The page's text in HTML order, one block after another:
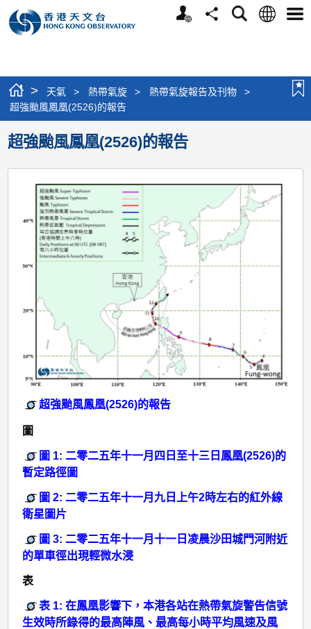
個
分
搜
語
選
> 天氣 > 熱帶氣旋 > 熱帶氣旋報告及刊物
>
超強颱風鳳凰(2526)的報告
超強颱風鳳凰(2526)的報告
超強颱風鳳凰(2526)的報告
圖
圖 1: 二零二五年十一月四日至十三日鳳凰(2526)的
暫定路徑圖
圖 2: 二零二五年十一月九日上午2時左右的紅外線
衛星圖片
圖 3: 二零二五年十一月十一日凌晨沙田城門河附近
的單車徑出現輕微水浸
表
表 1: 在鳳凰影響下，本港各站在熱帶氣旋警告信號
生效時所錄得的最高陣風、最高每小時平均風速及風